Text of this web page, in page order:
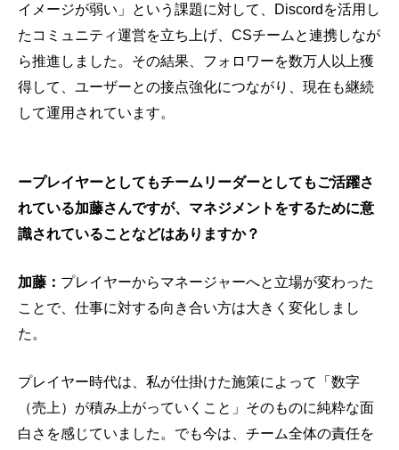
イメージが弱い」という課題に対して、Discordを活用し
たコミュニティ運営を立ち上げ、CSチームと連携しなが
ら推進しました。その結果、フォロワーを数万人以上獲
得して、ユーザーとの接点強化につながり、現在も継続
して運用されています。
ープレイヤーとしてもチームリーダーとしてもご活躍さ
れている加藤さんですが、マネジメントをするために意
識されていることなどはありますか？
加藤： プレイヤーからマネージャーへと立場が変わった
ことで、仕事に対する向き合い方は大きく変化しまし
た。
プレイヤー時代は、私が仕掛けた施策によって「数字
（売上）が積み上がっていくこと」そのものに純粋な面
白さを感じていました。でも今は、チーム全体の責任を